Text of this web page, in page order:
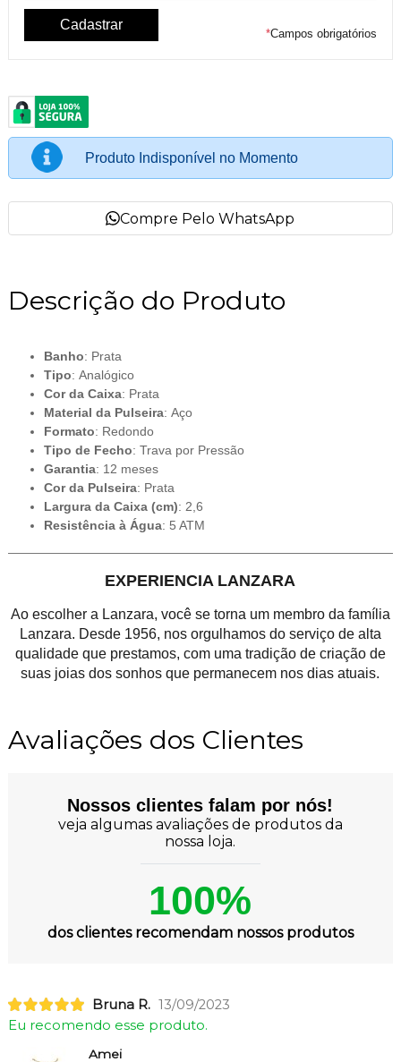
*Campos obrigatórios
Produto Indisponível no Momento
Compre Pelo WhatsApp
Descrição do Produto
Banho: Prata
Tipo: Analógico
Cor da Caixa: Prata
Material da Pulseira: Aço
Formato: Redondo
Tipo de Fecho: Trava por Pressão
Garantia: 12 meses
Cor da Pulseira: Prata
Largura da Caixa (cm): 2,6
Resistência à Água: 5 ATM
EXPERIENCIA LANZARA
Ao escolher a Lanzara, você se torna um membro da família
Lanzara. Desde 1956, nos orgulhamos do serviço de alta
qualidade que prestamos, com uma tradição de criação de
suas joias dos sonhos que permanecem nos dias atuais.
Avaliações dos Clientes
Nossos clientes falam por nós!
veja algumas avaliações de produtos da
nossa loja.
100%
dos clientes recomendam nossos produtos
Bruna R. 13/09/2023
Eu recomendo esse produto.
Amei